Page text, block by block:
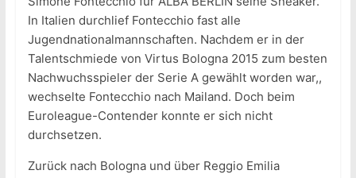
In Italien durchlief Fontecchio fast alle
Jugendnationalmannschaften. Nachdem er in der
Talentschmiede von Virtus Bologna 2015 zum besten
Nachwuchsspieler der Serie A gewählt worden war,,
wechselte Fontecchio nach Mailand. Doch beim
Euroleague-Contender konnte er sich nicht
durchsetzen.
Zurück nach Bologna und über Reggio Emilia